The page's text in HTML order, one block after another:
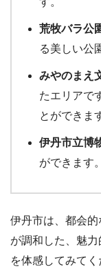
荒牧バラ公
る美しい公
みやのまえ
たエリアで
とができま
伊丹市立博
ができます。
伊丹市は、都会
が調和した、魅
を体感してみてく